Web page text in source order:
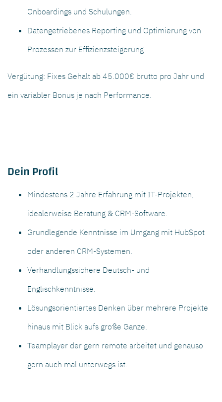
Onboardings und Schulungen.
Datengetriebenes Reporting und Optimierung von
Prozessen zur Effizienzsteigerung
Vergütung: Fixes Gehalt ab 45.000€ brutto pro Jahr und
ein variabler Bonus je nach Performance.
Dein Profil
Mindestens 2 Jahre Erfahrung mit IT-Projekten,
idealerweise Beratung & CRM-Software.
Grundlegende Kenntnisse im Umgang mit HubSpot
oder anderen CRM-Systemen.
Verhandlungssichere Deutsch- und
Englischkenntnisse.
Lösungsorientiertes Denken über mehrere Projekte
hinaus mit Blick aufs große Ganze.
Teamplayer der gern remote arbeitet und genauso
gern auch mal unterwegs ist.